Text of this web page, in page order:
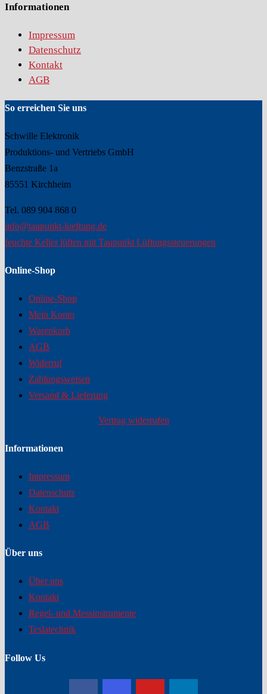
Informationen
Impressum
Datenschutz
Kontakt
AGB
So erreichen Sie uns
Schwille Elektronik
Produktions- und Vertriebs GmbH
Benzstraße 1a
85551 Kirchheim
Tel. 089 904 868 0
info@taupunkt-lueftung.de
feuchte Keller lüften mit Taupunkt Lüftungssteuerungen
Online-Shop
Online-Shop
Mein Konto
Warenkorb
AGB
Widerruf
Zahlungsweisen
Versand & Lieferung
Vertrag widerrufen
Informationen
Impressum
Datenschutz
Kontakt
AGB
Über uns
Über uns
Kontakt
Regel- und Messinstrumente
Teslatechnik
Follow Us